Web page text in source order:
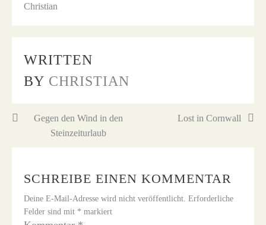
Christian
WRITTEN
BY CHRISTIAN
Beitragsnavigation
Gegen den Wind in den
Steinzeiturlaub
Lost in Cornwall
SCHREIBE EINEN KOMMENTAR
Deine E-Mail-Adresse wird nicht veröffentlicht. Erforderliche
Felder sind mit * markiert